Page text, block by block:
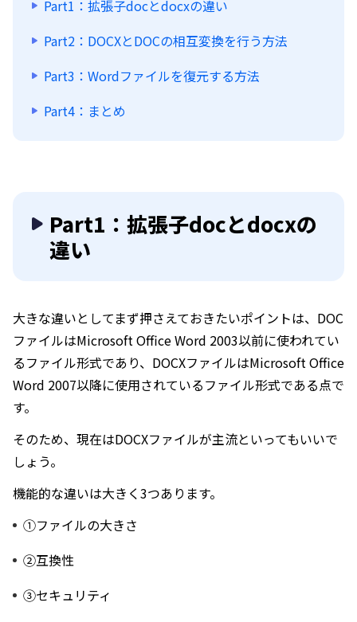
Part1：拡張子docとdocxの違い
Part2：DOCXとDOCの相互変換を行う方法
Part3：Wordファイルを復元する方法
Part4：まとめ
Part1：拡張子docとdocxの
違い
大きな違いとしてまず押さえておきたいポイントは、DOC
ファイルはMicrosoft Office Word 2003以前に使われてい
るファイル形式であり、DOCXファイルはMicrosoft Office
Word 2007以降に使用されているファイル形式である点で
す。
そのため、現在はDOCXファイルが主流といってもいいで
しょう。
機能的な違いは大きく3つあります。
①ファイルの大きさ
②互換性
③セキュリティ